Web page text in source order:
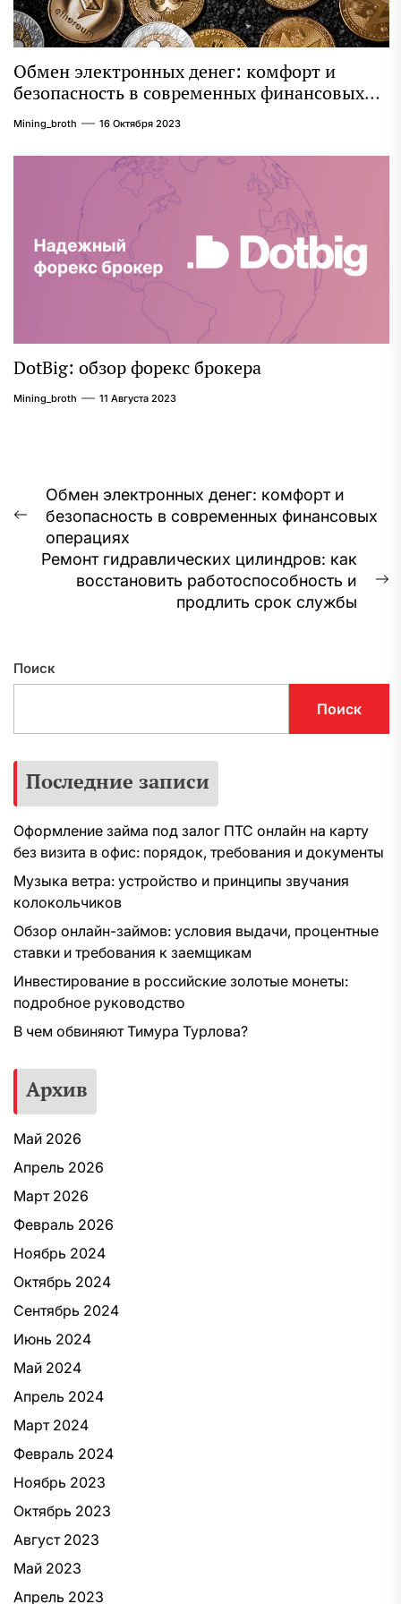
Обмен электронных денег: комфорт и
безопасность в современных финансовых
операциях
Mining_broth 16 Октября 2023
DotBig: обзор форекс брокера
Mining_broth 11 Августа 2023
Навигация
по
записям
Предыдущая
запись:
Обмен электронных денег: комфорт и
безопасность в современных финансовых
операциях
Ремонт гидравлических цилиндров: как
восстановить работоспособность и
продлить срок службы
Поиск
Поиск
Последние записи
Оформление займа под залог ПТС онлайн на карту
без визита в офис: порядок, требования и документы
Музыка ветра: устройство и принципы звучания
колокольчиков
Обзор онлайн-займов: условия выдачи, процентные
ставки и требования к заемщикам
Инвестирование в российские золотые монеты:
подробное руководство
В чем обвиняют Тимура Турлова?
Архив
Май 2026
Апрель 2026
Март 2026
Февраль 2026
Ноябрь 2024
Октябрь 2024
Сентябрь 2024
Июнь 2024
Май 2024
Апрель 2024
Март 2024
Февраль 2024
Ноябрь 2023
Октябрь 2023
Август 2023
Май 2023
Апрель 2023